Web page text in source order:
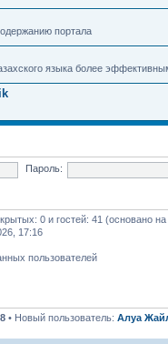
портала
языка более
Пароль:
0 и гостей: 41 (основано
17:16
пользователей
• Новый пользователь: Алуа